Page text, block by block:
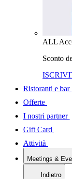
ALL
Sconto
Ristoranti e bar
Offerte
I nostri partner
Gift Card
Attività
Meetings &
Indietro